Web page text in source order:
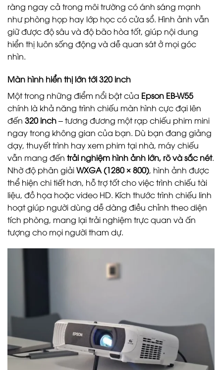
ràng ngay cả trong môi trường có ánh sáng mạnh
như phòng họp hay lớp học có cửa sổ. Hình ảnh vẫn
giữ được độ sâu và độ bão hòa tốt, giúp nội dung
hiển thị luôn sống động và dễ quan sát ở mọi góc
nhìn.
Màn hình hiển thị lớn tới 320 inch
Một trong những điểm nổi bật của Epson EB-W55
chính là khả năng trình chiếu màn hình cực đại lên
đến 320 inch– tương đương một rạp chiếu phim mini
ngay trong không gian của bạn. Dù bạn đang giảng
dạy, thuyết trình hay xem phim tại nhà, máy chiếu
vẫn mang đến trải nghiệm hình ảnh lớn, rõ và sắc nét.
Nhờ độ phân giảiWXGA (1280 × 800), hình ảnh được
thể hiện chi tiết hơn, hỗ trợ tốt cho việc trình chiếu tài
liệu, đồ họa hoặc video HD. Kích thước trình chiếu linh
hoạt giúp người dùng dễ dàng điều chỉnh theo diện
tích phòng, mang lại trải nghiệm trực quan và ấn
tượng cho mọi người tham dự.